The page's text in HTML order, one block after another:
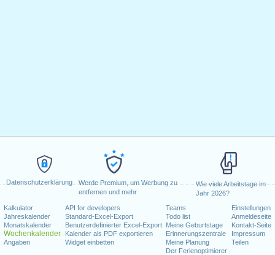
Datenschutzerklärung
Werde Premium, um Werbung zu
entfernen und mehr
Wie viele Arbeitstage im
Jahr 2026?
Kalkulator
Jahreskalender
Monatskalender
Wochenkalender
Angaben
API for developers
Standard-Excel-Export
Benutzerdefinierter Excel-Export
Kalender als PDF exportieren
Widget einbetten
Teams
Todo list
Meine Geburtstage
Erinnerungszentrale
Meine Planung
Der Ferienoptimierer
Einstellungen
Anmeldeseite
Kontakt-Seite
Impressum
Teilen